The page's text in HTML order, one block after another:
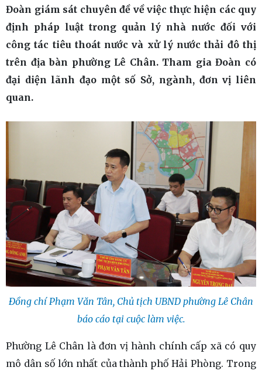
Đoàn giám sát chuyên đề về việc thực hiện các quy
định pháp luật trong quản lý nhà nước đối với
công tác tiêu thoát nước và xử lý nước thải đô thị
trên địa bàn phường Lê Chân. Tham gia Đoàn có
đại diện lãnh đạo một số Sở, ngành, đơn vị liên
quan.
Đồng chí Phạm Văn Tân, Chủ tịch UBND phường Lê Chân
báo cáo tại cuộc làm việc.
Phường Lê Chân là đơn vị hành chính cấp xã có quy
mô dân số lớn nhất của thành phố Hải Phòng. Trong